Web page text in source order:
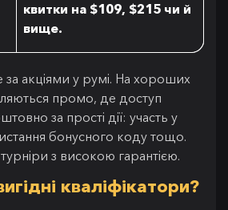
квитки на $109, $215 чи й
вище.
за акціями у румі. На хороших
промо, де доступ
за прості дії: участь у
бонусного коду тощо.
з високою гарантією.
кваліфікатори?